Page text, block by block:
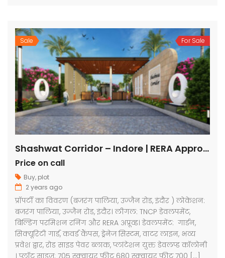
Sale For Sale
Shashwat Corridor – Indore | RERA Approved Plots
Price on call
Buy, plot
2 years ago
प्रॉपर्टी का विवरण (बजरंग पालिया, उज्जैन रोड, इंदौर ) लोकेशन:
बजरंग पालिया, उज्जैन रोड, इंदौर। लीगल: TNCP डेवलपमेंट,
बिल्डिंग परमिशन रनिंग और RERA अप्रूव्ड। डेवलपमेंट: गार्डन,
सिक्यूरिटी गार्ड, कवर्ड कैंपस, ड्रेनेज सिस्टम, वाटर लाइन, भव्य
प्रवेश द्वार, रोड साइड पेवर ब्लाक, प्लांटेशन युक्त डेवलप्ड कॉलोनी